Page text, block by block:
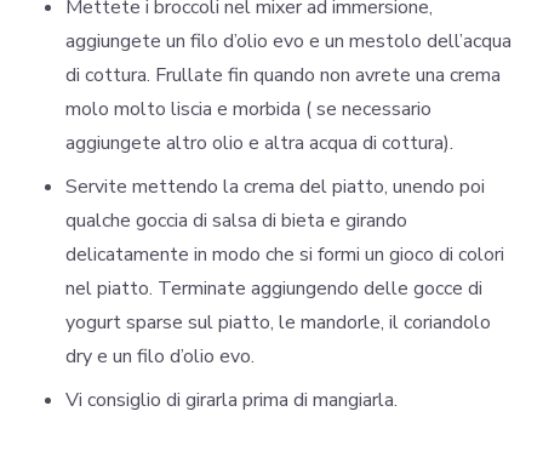
Mettete i broccoli nel mixer ad immersione,
aggiungete un filo d’olio evo e un mestolo dell’acqua
di cottura. Frullate fin quando non avrete una crema
molo molto liscia e morbida ( se necessario
aggiungete altro olio e altra acqua di cottura).
Servite mettendo la crema del piatto, unendo poi
qualche goccia di salsa di bieta e girando
delicatamente in modo che si formi un gioco di colori
nel piatto. Terminate aggiungendo delle gocce di
yogurt sparse sul piatto, le mandorle, il coriandolo
dry e un filo d’olio evo.
Vi consiglio di girarla prima di mangiarla.